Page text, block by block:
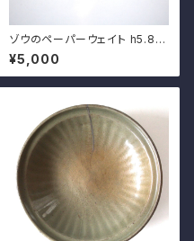
ゾウのペーパーウェイト h5.8c
m Japanese Gold Plated
Figural Elephant Paper Wei
ght, by DANSK DESIGNS J
¥5,000